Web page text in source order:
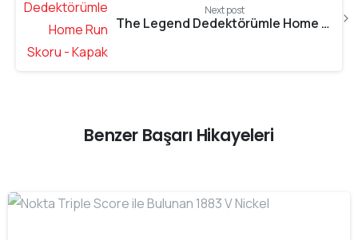
Next post
The Legend Dedektörümle Home Run Skoru
Benzer Başarı Hikayeleri